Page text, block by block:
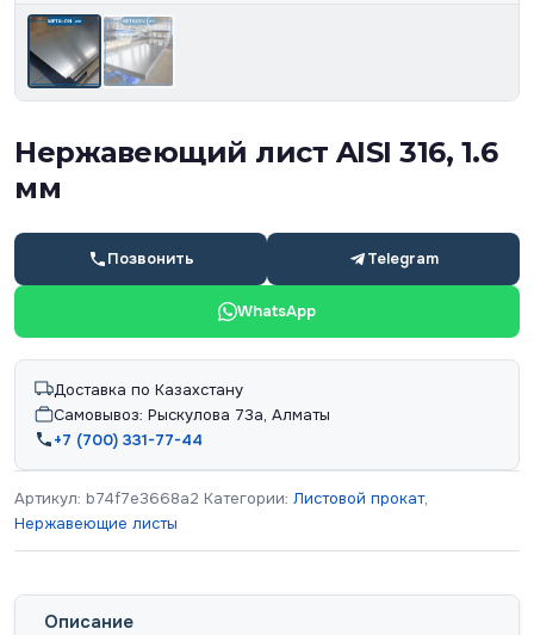
Нержавеющий лист AISI 316, 1.6
мм
Позвонить Telegram
WhatsApp
Доставка по Казахстану
Самовывоз: Рыскулова 73а, Алматы
+7 (700) 331-77-44
Артикул: b74f7e3668a2 Категории: Листовой прокат,
Нержавеющие листы
Описание